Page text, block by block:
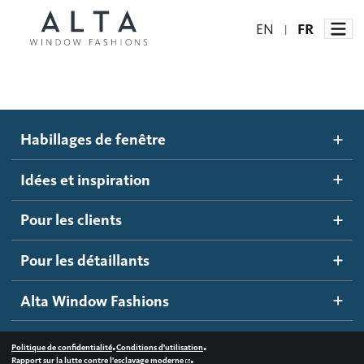
EN | FR
Stores automatisés
Stores alvéolés
Stores à enrouleur
Stores à bandes
Stores translucides
Stores en bois
Idées et inspiration
Blogue
Galerie d'inspiration
Comment ça marche
Devenir un détaillant
Accès détaillant
Contactez-nous
Habillages de fenêtre
Idées et inspiration
Pour les clients
Pour les détaillants
Alta Window Fashions
Politique de confidentialité•Conditions d'utilisation•
Rapport sur la lutte contre l'esclavage moderne •